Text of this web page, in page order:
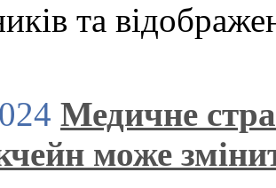
та
Медичне
може